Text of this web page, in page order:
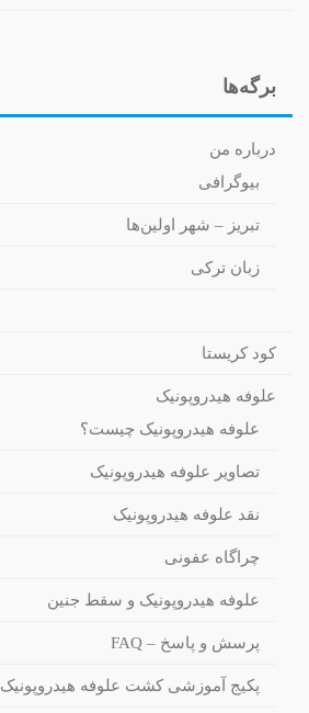
برگه‌ها
درباره من
بیوگرافی
تبریز – شهر اولین‌ها
زبان ترکی
کود کریستا
علوفه هیدروپونیک
علوفه هیدروپونیک چیست؟
تصاویر علوفه هیدروپونیک
نقد علوفه هیدروپونیک
چراگاه عفونی
علوفه هیدروپونیک و سقط جنین
پرسش و پاسخ – FAQ
پکیج آموزشی کشت علوفه هیدروپونیک